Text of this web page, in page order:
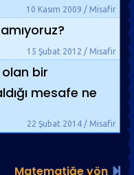
10 Kasım 2009 / Misafir
15 Şubat 2012 / Misafir
bir
mesafe ne
22 Şubat 2014 / Misafir
Matematiğe yön